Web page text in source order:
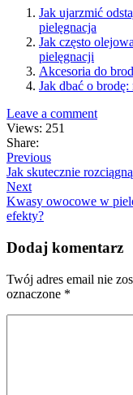
Jak ujarzmić
pielęgnacja
Jak często
pielęgnacji
Akcesoria do
Jak dbać o
Leave a comment
Views: 251
Share:
Previous
Jak skutecznie
Next
Kwasy owocowe w
efekty?
Dodaj komentarz
Twój adres email nie
oznaczone *